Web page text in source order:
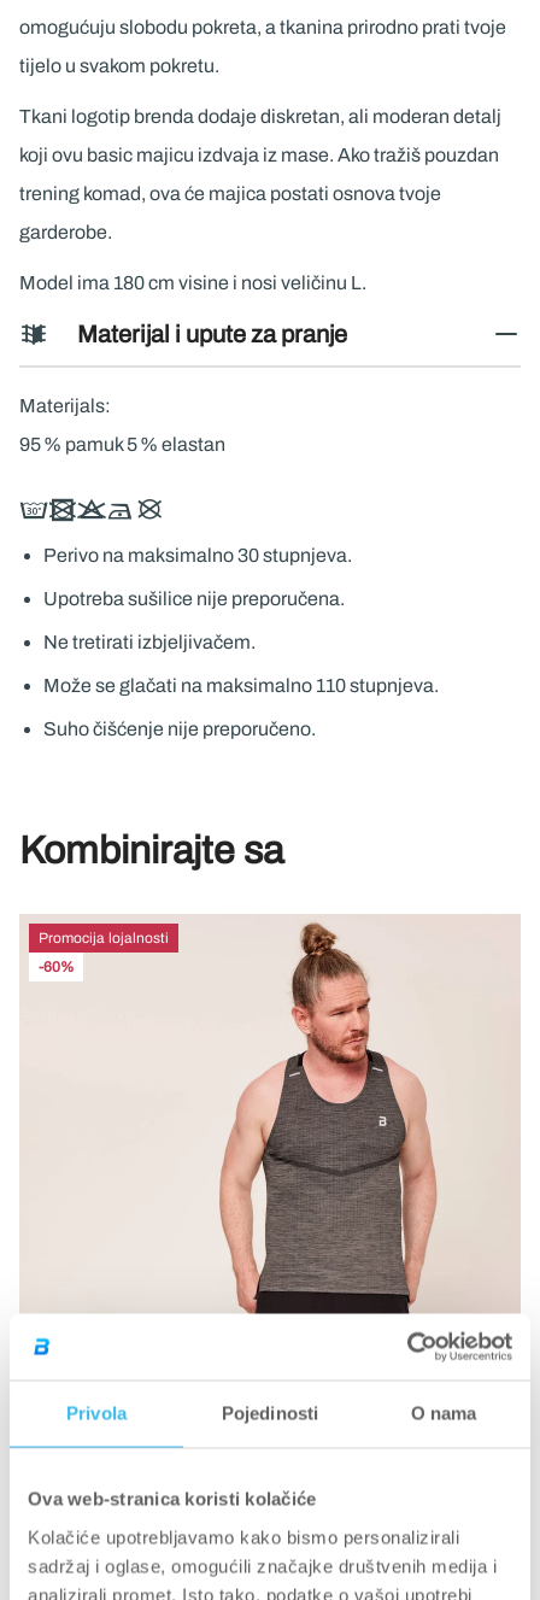
Privola Pojedinosti O nama
Ova web-stranica koristi kolačiće
Kolačiće upotrebljavamo kako bismo personalizirali
sadržaj i oglase, omogućili značajke društvenih medija i
analizirali promet. Isto tako, podatke o vašoj upotrebi
omogućuju slobodu pokreta, a tkanina prirodno prati tvoje
tijelo u svakom pokretu.
Tkani logotip brenda dodaje diskretan, ali moderan detalj
koji ovu basic majicu izdvaja iz mase. Ako tražiš pouzdan
trening komad, ova će majica postati osnova tvoje
garderobe.
Model ima 180 cm visine i nosi veličinu L.
Materijal i upute za pranje
Materijals:
95 % pamuk 5 % elastan
Perivo na maksimalno 30 stupnjeva.
Upotreba sušilice nije preporučena.
Ne tretirati izbjeljivačem.
Može se glačati na maksimalno 110 stupnjeva.
Suho čišćenje nije preporučeno.
Kombinirajte sa
Promocija lojalnosti
-60%
BIOTECHUSA APPAREL
BOJA: CRNA